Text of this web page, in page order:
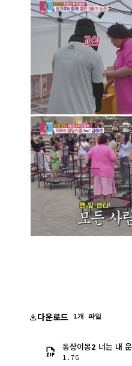
다운로드 1개 파일
동상이몽2 너는 내
1.7G